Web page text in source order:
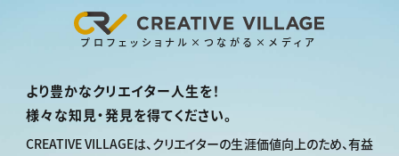
プロフェッショナル×つながる×メディア
より豊かなクリエイター人生を！
様々な知見・発見を得てください。
CREATIVE VILLAGEは、クリエイターの生涯価値向上のため、有益